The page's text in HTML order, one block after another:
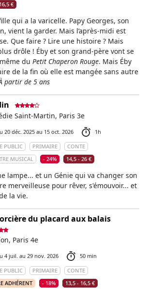
€
qui a la varicelle. Papy Georges, son
vient la garder. Mais l’après-midi est
Que faire ? Lire une histoire ? Mais
drôle ! Éby et son grand-père vont se
du Petit Chaperon Rouge. Mais Éby
de la fin où elle est mangée sans autre
partir de 5 ans
Saint-Martin, Paris 3e
20 déc. 2025 au 15 oct. 2026
1h
PUBLIC
PRIMAIRE
CONTE
MUSICAL
- 24% 14,5 - 26 €
lampe... et un Génie qui va changer son
merveilleuse pour rêver, s'émouvoir... et
la vie.
du placard aux balais
Paris 4e
4 juil. au 29 nov. 2026
50 min
PUBLIC
PRIMAIRE
CONTE
ADHÉRENT
- 18% 13,5 - 16,5 €